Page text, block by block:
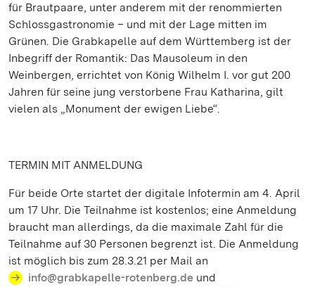
für Brautpaare, unter anderem mit der renommierten
Schlossgastronomie – und mit der Lage mitten im
Grünen. Die Grabkapelle auf dem Württemberg ist der
Inbegriff der Romantik: Das Mausoleum in den
Weinbergen, errichtet von König Wilhelm I. vor gut 200
Jahren für seine jung verstorbene Frau Katharina, gilt
vielen als „Monument der ewigen Liebe“.
TERMIN MIT ANMELDUNG
Für beide Orte startet der digitale Infotermin am 4. April
um 17 Uhr. Die Teilnahme ist kostenlos; eine Anmeldung
braucht man allerdings, da die maximale Zahl für die
Teilnahme auf 30 Personen begrenzt ist. Die Anmeldung
ist möglich bis zum 28.3.21 per Mail an
info@grabkapelle-rotenberg.de und